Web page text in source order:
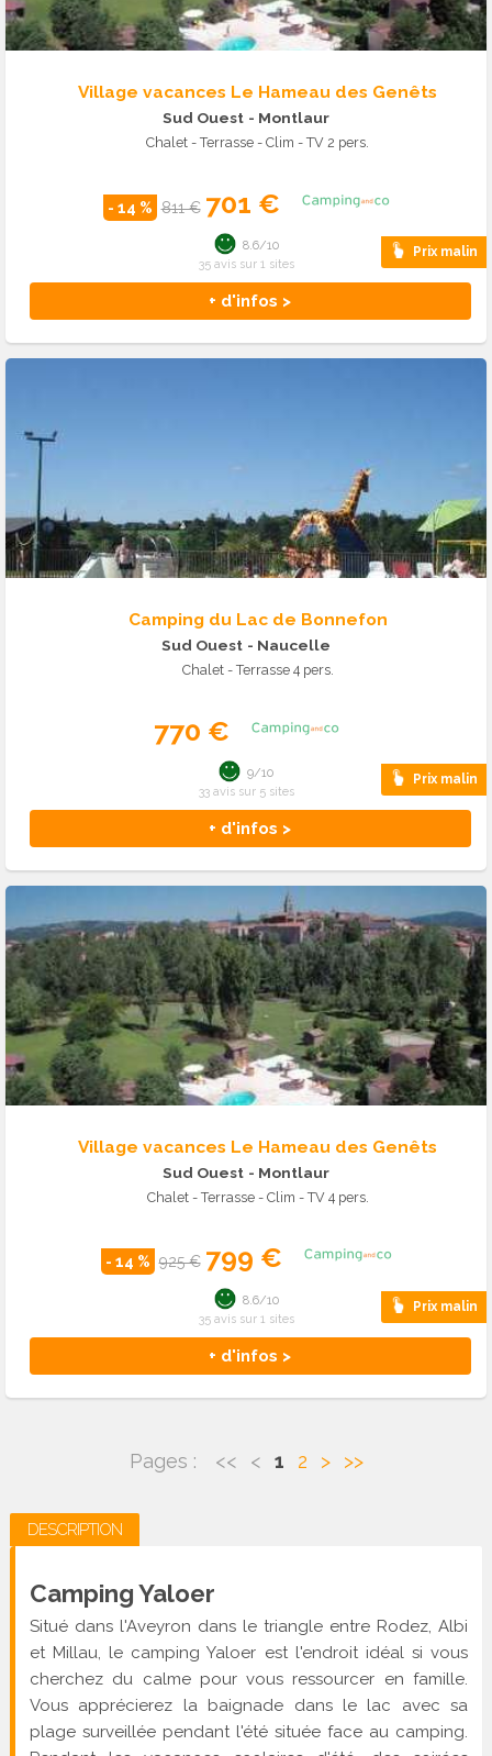
Village vacances Le Hameau des Genêts
Sud Ouest - Montlaur
Chalet - Terrasse - Clim - TV 2 pers.
- 14 % 811 € 701 €
Prix malin
+ d'infos >
8.6/10
35 avis sur 1 sites
Camping du Lac de Bonnefon
Sud Ouest - Naucelle
Chalet - Terrasse 4 pers.
770 €
Prix malin
+ d'infos >
9/10
33 avis sur 5 sites
Village vacances Le Hameau des Genêts
Sud Ouest - Montlaur
Chalet - Terrasse - Clim - TV 4 pers.
- 14 % 925 € 799 €
Prix malin
+ d'infos >
8.6/10
35 avis sur 1 sites
Pages : << < 1 2 > >>
DESCRIPTION
Camping Yaloer
Situé dans l'Aveyron dans le triangle entre Rodez, Albi
et Millau, le camping Yaloer est l'endroit idéal si vous
cherchez du calme pour vous ressourcer en famille.
Vous apprécierez la baignade dans le lac avec sa
plage surveillée pendant l'été située face au camping.